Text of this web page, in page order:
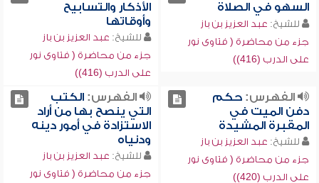
السهو في الصلاة
للشيخ: عبد العزيز بن باز
جزء من محاضرة ( فتاوى نور
على الدرب (416))
الأذكار والتسابيح
وأوقاتها
للشيخ: عبد العزيز بن باز
جزء من محاضرة ( فتاوى نور
على الدرب (416))
الفهرس:حكم
دفن الميت في
المقبرة المشيدة
للشيخ: عبد العزيز بن باز
جزء من محاضرة ( فتاوى نور
على الدرب (420))
الفهرس:الكتب
التي ينصح بها من أراد
الاستزادة في أمور دينه
ودنياه
للشيخ: عبد العزيز بن باز
جزء من محاضرة ( فتاوى نور